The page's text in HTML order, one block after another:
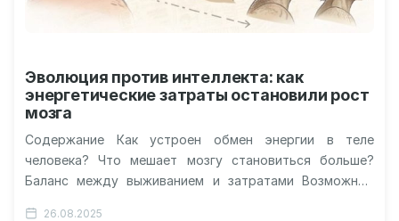
Эволюция против интеллекта: как
энергетические затраты остановили рост
мозга
Содержание Как устроен обмен энергии в теле
человека? Что мешает мозгу становиться больше?
Баланс между выживанием и затратами Возможные
26.08.2025